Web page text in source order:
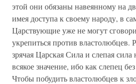
этой они обязаны навеянному на
имея доступа к своему народу, в
Царствующие уже не могут
укрепиться против властолюбцев.
зрячая Царская Сила и слепая сила
всякое значение, ибо как слепец
Чтобы побудить властолюбцев к